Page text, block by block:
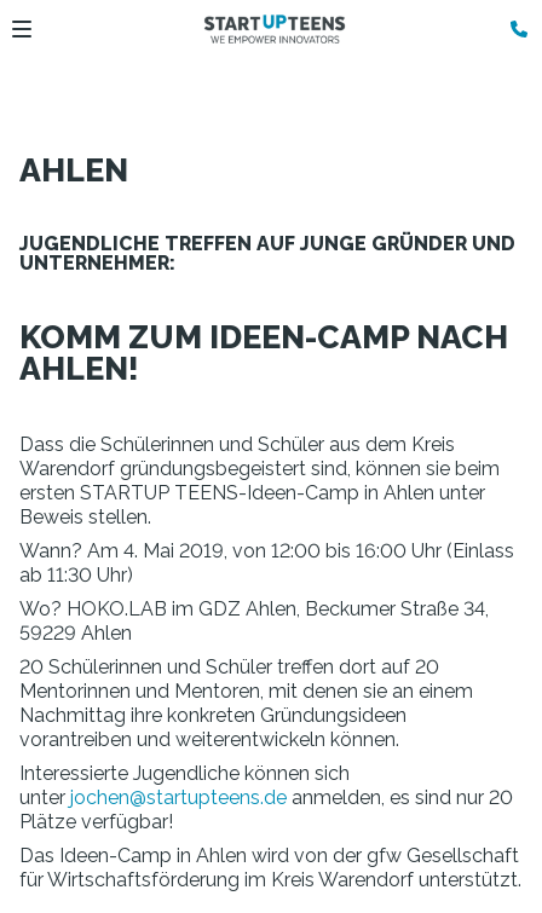
AHLEN
JUGENDLICHE TREFFEN AUF JUNGE GRÜNDER UND
UNTERNEHMER:
KOMM ZUM IDEEN-CAMP NACH
AHLEN!
Dass die Schülerinnen und Schüler aus dem Kreis
Warendorf gründungsbegeistert sind, können sie beim
ersten STARTUP TEENS-Ideen-Camp in Ahlen unter
Beweis stellen.
Wann? Am 4. Mai 2019, von 12:00 bis 16:00 Uhr (Einlass
ab 11:30 Uhr)
Wo? HOKO.LAB im GDZ Ahlen, Beckumer Straße 34,
59229 Ahlen
20 Schülerinnen und Schüler treffen dort auf 20
Mentorinnen und Mentoren, mit denen sie an einem
Nachmittag ihre konkreten Gründungsideen
vorantreiben und weiterentwickeln können.
Interessierte Jugendliche können sich
unter jochen@startupteens.de anmelden, es sind nur 20
Plätze verfügbar!
Das Ideen-Camp in Ahlen wird von der gfw Gesellschaft
für Wirtschaftsförderung im Kreis Warendorf unterstützt.